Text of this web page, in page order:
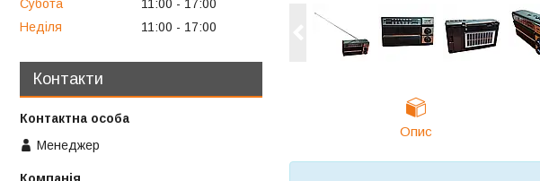
Опис
Субота
11:00
17:00
Неділя
11:00 17:00
Контакти
Менеджер